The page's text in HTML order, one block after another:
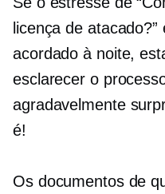
licença de
acordado à noite,
esclarecer o
agradavelmente
é!
Os documentos de